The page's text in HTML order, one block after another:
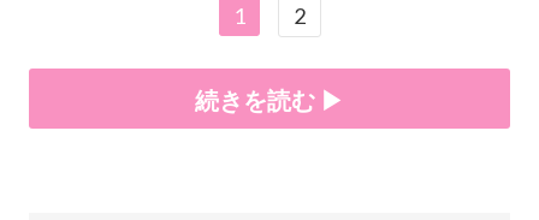
1 2
続きを読む ▶